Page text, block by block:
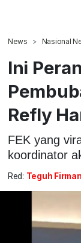
News Nasional
Ini
Refly
FEK yang
koordinator
Red: Teguh